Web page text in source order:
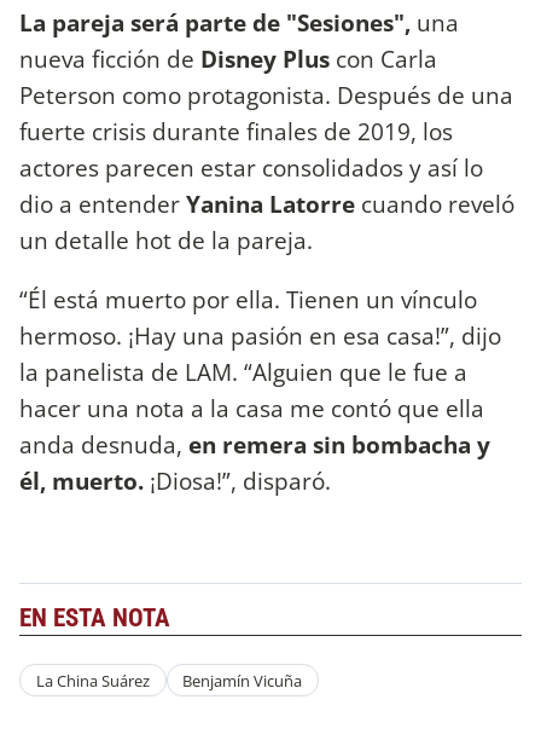
La pareja será parte de "Sesiones", una
nueva ficción de Disney Plus con Carla
Peterson como protagonista. Después de una
fuerte crisis durante finales de 2019, los
actores parecen estar consolidados y así lo
dio a entenderYanina Latorre cuando reveló
un detalle hot de la pareja.
“Él está muerto por ella. Tienen un vínculo
hermoso. ¡Hay una pasión en esa casa!”, dijo
la panelista de LAM. “Alguien que le fue a
hacer una nota a la casa me contó que ella
anda desnuda, en remera sin bombacha y
él, muerto. ¡Diosa!”, disparó.
EN ESTA NOTA
La China Suárez Benjamín Vicuña